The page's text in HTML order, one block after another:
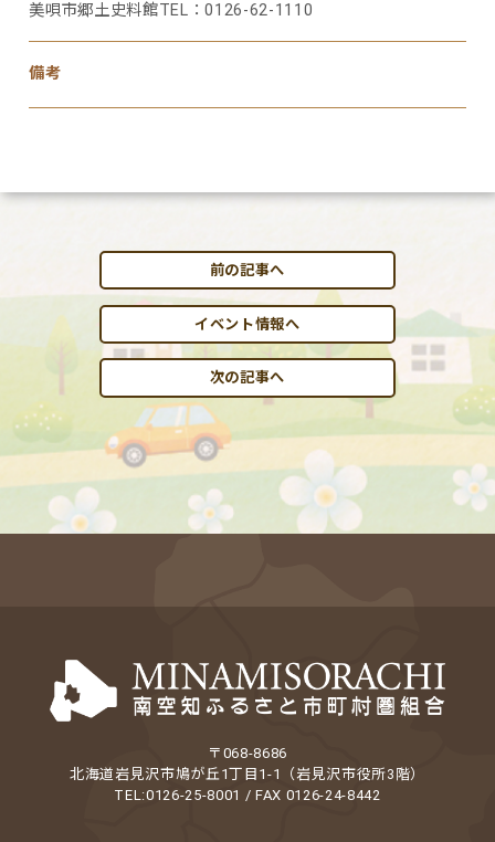
美唄市郷土史料館TEL：0126-62-1110
備考
前の記事へ
イベント情報へ
次の記事へ
〒068-8686
北海道岩見沢市鳩が丘1丁目1-1（岩見沢市役所3階）
TEL:0126-25-8001 / FAX 0126-24-8442